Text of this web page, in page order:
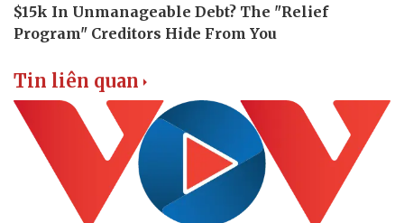
Doanh nghiệp
Thông tin doanh nghiệp
Doanh nghiệp 24h
Doanh nhân
Vì cộng đồng
Sành điệu
Tin Công nghệ
Trải nghiệm
Chuyển đổi số
Tin liên quan